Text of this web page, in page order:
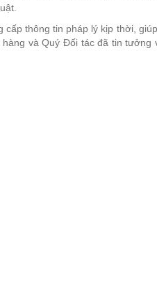
thông tin pháp lý kịp thời,
và Quý Đối tác đã tin tưởng